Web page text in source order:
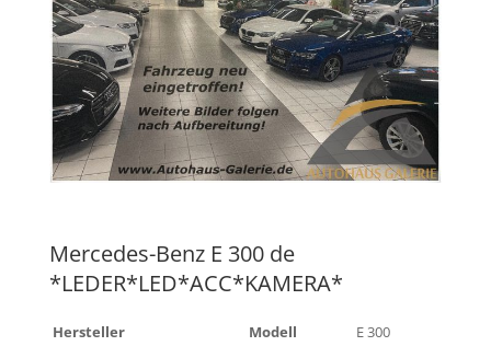
Mercedes-Benz E 300 de
*LEDER*LED*ACC*KAMERA*
Hersteller
Modell
E 300